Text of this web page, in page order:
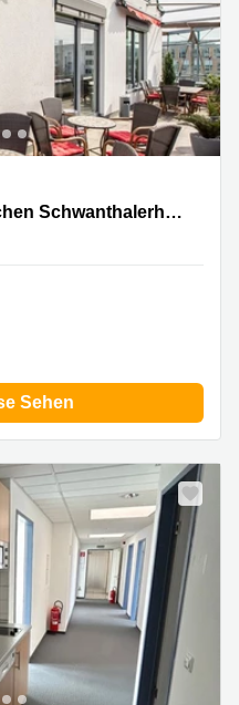
Schwanthalerhöhe
Landsberger Straße, München Schwanthalerhöhe
Sehen